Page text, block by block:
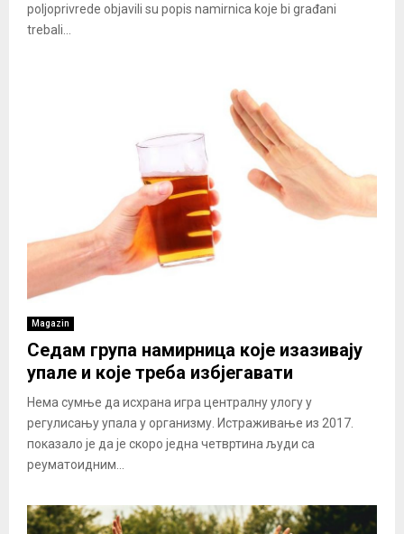
poljoprivrede objavili su popis namirnica koje bi građani
trebali...
Magazin
Седам група намирница које изазивају
упале и које треба избјегавати
Нема сумње да исхрана игра централну улогу у
регулисању упала у организму. Истраживање из 2017.
показало је да је скоро једна четвртина људи са
реуматоидним...